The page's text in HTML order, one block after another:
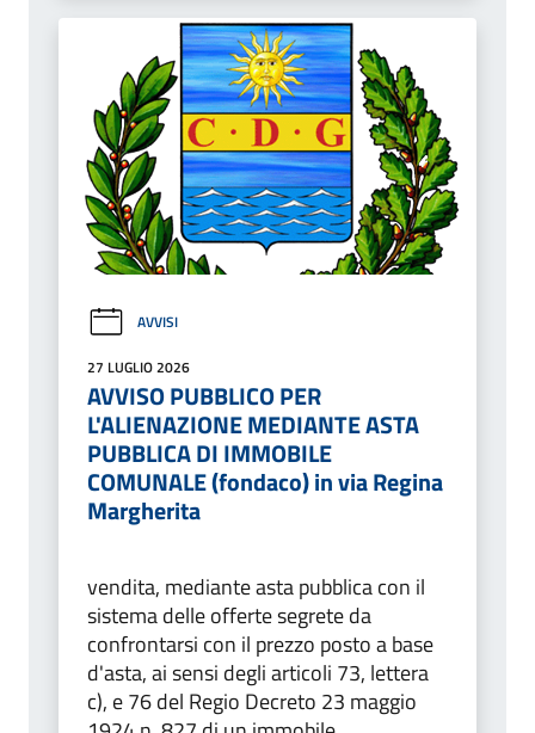
AVVISI
27 LUGLIO 2026
AVVISO PUBBLICO PER
L'ALIENAZIONE MEDIANTE ASTA
PUBBLICA DI IMMOBILE
COMUNALE (fondaco) in via Regina
Margherita
vendita, mediante asta pubblica con il
sistema delle offerte segrete da
confrontarsi con il prezzo posto a base
d'asta, ai sensi degli articoli 73, lettera
c), e 76 del Regio Decreto 23 maggio